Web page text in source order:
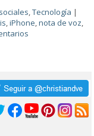
,Tecnología |
,iPhone,nota de voz,